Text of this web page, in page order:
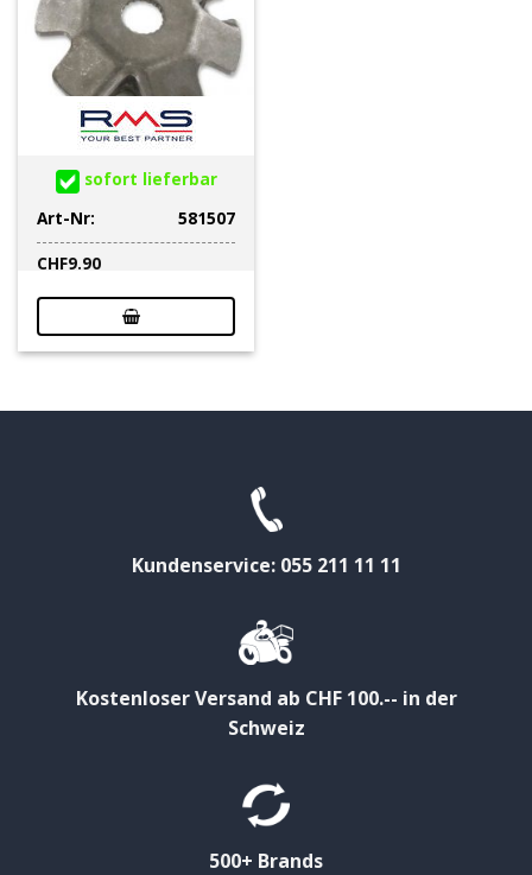
sofort lieferbar
Art-Nr:
581507
CHF9.90
Kundenservice: 055 211 11 11
Kostenloser Versand ab CHF 100.-- in der
Schweiz
500+ Brands